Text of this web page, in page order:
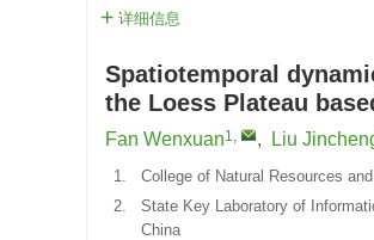
详细信息
Spatiotemporal
the Loess Plateau
Fan Wenxuan1, , Liu
1.
College of Natural Resources
2.
State Key Laboratory of
China